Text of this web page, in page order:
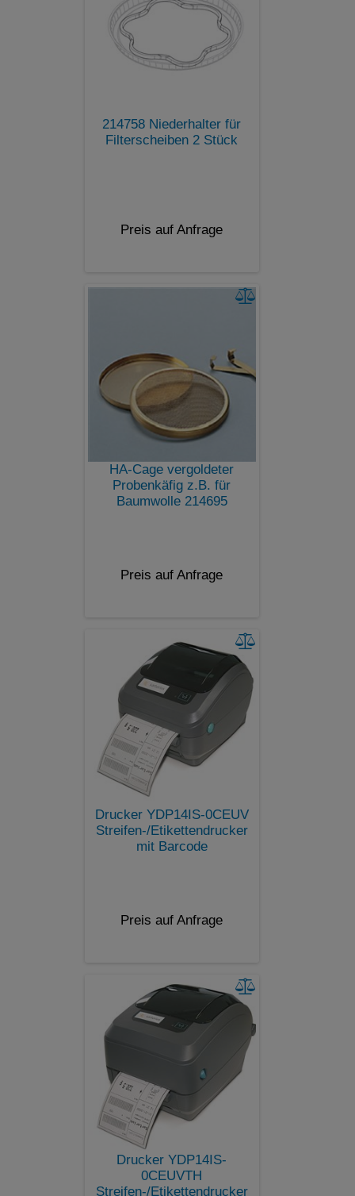
214758 Niederhalter für
Filterscheiben 2 Stück
Preis auf Anfrage
HA-Cage vergoldeter
Probenkäfig z.B. für
Baumwolle 214695
Preis auf Anfrage
Drucker YDP14IS-0CEUV
Streifen-/Etikettendrucker
mit Barcode
Preis auf Anfrage
Drucker YDP14IS-
0CEUVTH
Streifen-/Etikettendrucker